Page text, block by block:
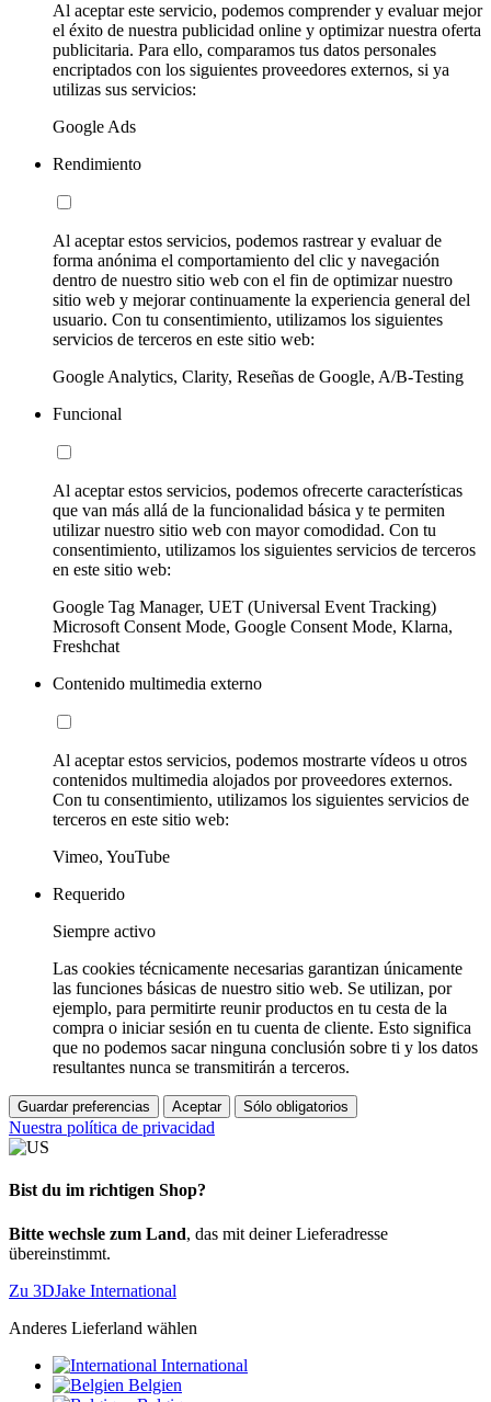
Al aceptar este servicio, podemos comprender y evaluar mejor
el éxito de nuestra publicidad online y optimizar nuestra oferta
publicitaria. Para ello, comparamos tus datos personales
encriptados con los siguientes proveedores externos, si ya
utilizas sus servicios:
Google Ads
Rendimiento
Al aceptar estos servicios, podemos rastrear y evaluar de
forma anónima el comportamiento del clic y navegación
dentro de nuestro sitio web con el fin de optimizar nuestro
sitio web y mejorar continuamente la experiencia general del
usuario. Con tu consentimiento, utilizamos los siguientes
servicios de terceros en este sitio web:
Google Analytics, Clarity, Reseñas de Google, A/B-Testing
Funcional
Al aceptar estos servicios, podemos ofrecerte características
que van más allá de la funcionalidad básica y te permiten
utilizar nuestro sitio web con mayor comodidad. Con tu
consentimiento, utilizamos los siguientes servicios de terceros
en este sitio web:
Google Tag Manager, UET (Universal Event Tracking)
Microsoft Consent Mode, Google Consent Mode, Klarna,
Freshchat
Contenido multimedia externo
Al aceptar estos servicios, podemos mostrarte vídeos u otros
contenidos multimedia alojados por proveedores externos.
Con tu consentimiento, utilizamos los siguientes servicios de
terceros en este sitio web:
Vimeo, YouTube
Requerido
Siempre activo
Las cookies técnicamente necesarias garantizan únicamente
las funciones básicas de nuestro sitio web. Se utilizan, por
ejemplo, para permitirte reunir productos en tu cesta de la
compra o iniciar sesión en tu cuenta de cliente. Esto significa
que no podemos sacar ninguna conclusión sobre ti y los datos
resultantes nunca se transmitirán a terceros.
Guardar preferencias Aceptar Sólo obligatorios
Nuestra política de privacidad
Bist du im richtigen Shop?
Bitte wechsle zum Land, das mit deiner Lieferadresse
übereinstimmt.
Zu 3DJake International
Anderes Lieferland wählen
International
Belgien